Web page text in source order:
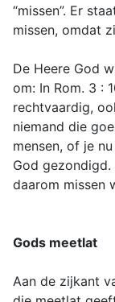
“missen”. Er
missen, omdat
De Heere God
om: In Rom. 3 :
rechtvaardig,
niemand die
mensen, of je
God
daarom missen
Gods meetlat
Aan de zijkant